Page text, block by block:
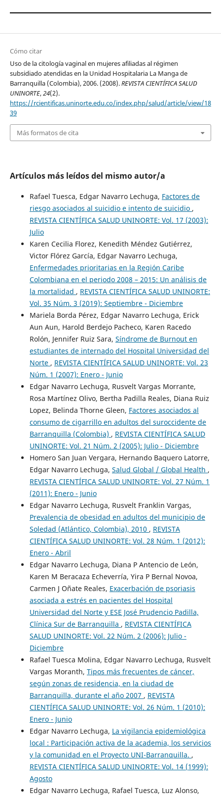
Cómo citar
Uso de la citología vaginal en mujeres afiliadas al régimen
subsidiado atendidas en la Unidad Hospitalaria La Manga de
Barranquilla (Colombia), 2006. (2008).REVISTA CIENTÍFICA SALUD
UNINORTE,24(2).
https://rcientificas.uninorte.edu.co/index.php/salud/article/view/18
39
Más formatos de cita
Artículos más leídos del mismo autor/a
Rafael Tuesca, Edgar Navarro Lechuga, Factores de
riesgo asociados al suicidio e intento de suicidio ,
REVISTA CIENTÍFICA SALUD UNINORTE: Vol. 17 (2003):
Julio
Karen Cecilia Florez, Kenedith Méndez Gutiérrez,
Victor Flórez García, Edgar Navarro Lechuga,
Enfermedades prioritarias en la Región Caribe
Colombiana en el periodo 2008 – 2015: Un análisis de
la mortalidad , REVISTA CIENTÍFICA SALUD UNINORTE:
Vol. 35 Núm. 3 (2019): Septiembre - Diciembre
Mariela Borda Pérez, Edgar Navarro Lechuga, Erick
Aun Aun, Harold Berdejo Pacheco, Karen Racedo
Rolón, Jennifer Ruiz Sara, Síndrome de Burnout en
estudiantes de internado del Hospital Universidad del
Norte , REVISTA CIENTÍFICA SALUD UNINORTE: Vol. 23
Núm. 1 (2007): Enero - Junio
Edgar Navarro Lechuga, Rusvelt Vargas Morrante,
Rosa Martínez Olivo, Bertha Padilla Reales, Diana Ruiz
Lopez, Belinda Thorne Gleen, Factores asociados al
consumo de cigarrillo en adultos del suroccidente de
Barranquilla (Colombia) , REVISTA CIENTÍFICA SALUD
UNINORTE: Vol. 21 Núm. 2 (2005): Julio - Diciembre
Homero San Juan Vergara, Hernando Baquero Latorre,
Edgar Navarro Lechuga, Salud Global / Global Health ,
REVISTA CIENTÍFICA SALUD UNINORTE: Vol. 27 Núm. 1
(2011): Enero - Junio
Edgar Navarro Lechuga, Rusvelt Franklin Vargas,
Prevalencia de obesidad en adultos del municipio de
Soledad (Atlántico, Colombia), 2010 , REVISTA
CIENTÍFICA SALUD UNINORTE: Vol. 28 Núm. 1 (2012):
Enero - Abril
Edgar Navarro Lechuga, Diana P Antencio de León,
Karen M Beracaza Echeverría, Yira P Bernal Novoa,
Carmen J Oñate Reales, Exacerbación de psoriasis
asociada a estrés en pacientes del Hospital
Universidad del Norte y ESE José Prudencio Padilla,
Clínica Sur de Barranquilla , REVISTA CIENTÍFICA
SALUD UNINORTE: Vol. 22 Núm. 2 (2006): Julio -
Diciembre
Rafael Tuesca Molina, Edgar Navarro Lechuga, Rusvelt
Vargas Moranth, Tipos más frecuentes de cáncer,
según zonas de residencia, en la ciudad de
Barranquilla, durante el año 2007 , REVISTA
CIENTÍFICA SALUD UNINORTE: Vol. 26 Núm. 1 (2010):
Enero - Junio
Edgar Navarro Lechuga, La vigilancia epidemiológica
local : Participación activa de la academia, los servicios
y la comunidad en el Proyecto UNI-Barranquilla. ,
REVISTA CIENTÍFICA SALUD UNINORTE: Vol. 14 (1999):
Agosto
Edgar Navarro Lechuga, Rafael Tuesca, Luz Alonso,